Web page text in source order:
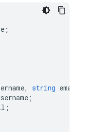
;
, string email
;
;